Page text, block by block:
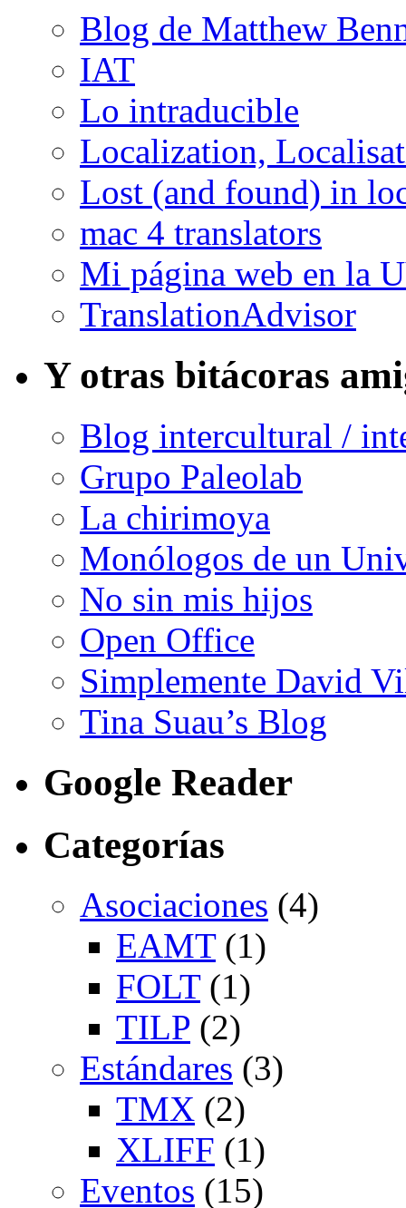
Blog de Matthew
IAT
Lo intraducible
Localization,
Lost (and found) in
mac 4 translators
Mi página web en la
TranslationAdvisor
Y otras bitácoras
Blog intercultural /
Grupo Paleolab
La chirimoya
Monólogos de un
No sin mis hijos
Open Office
Simplemente David
Tina Suau’s Blog
Google Reader
Categorías
Asociaciones (4)
EAMT(1)
FOLT(1)
TILP (2)
Estándares (3)
TMX (2)
XLIFF (1)
Eventos (15)